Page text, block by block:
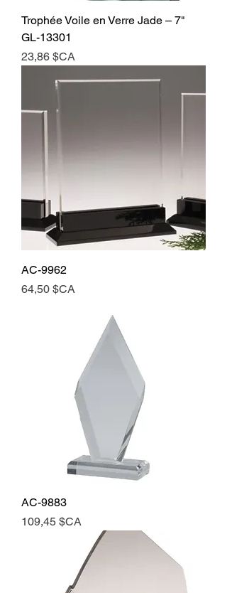
​​​​​​​Trophée Voile en Verre Jade – 7"
GL-13301
Prix
23,86 $CA
AC-9962
Prix
64,50 $CA
AC-9883
Prix
109,45 $CA